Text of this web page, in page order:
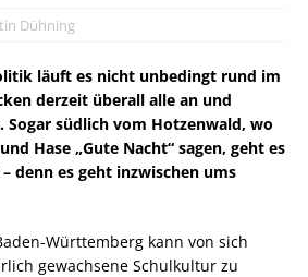
Dühning
läuft es nicht unbedingt rund im
derzeit überall alle an und
südlich vom Hotzenwald, wo
Hase „Gute Nacht“ sagen, geht es
denn es geht inzwischen ums
Württemberg kann von sich
gewachsene Schulkultur zu